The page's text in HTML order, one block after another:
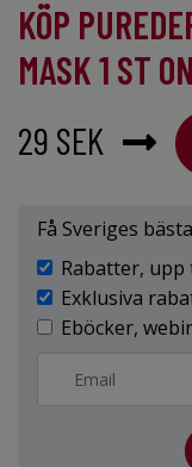
KÖP
MASK 1 ST
29 SEK
Få Sveriges
Rabatter,
Exklusiva
Eböcker,